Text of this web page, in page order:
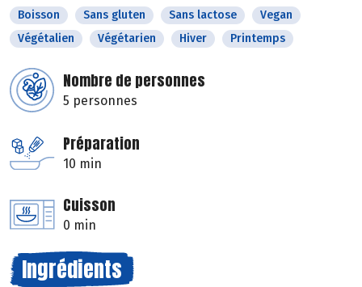
Boisson Sans gluten Sans lactose
Vegan
Végétalien
Végétarien Hiver Printemps
Nombre de personnes
5 personnes
Préparation
10 min
Cuisson
0 min
Ingrédients